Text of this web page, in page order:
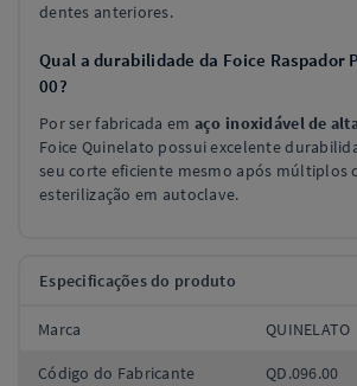
dentes anteriores.
Qual a durabilidade da Foice Raspador
00?
Por ser fabricada em aço inoxidável de
Foice Quinelato possui excelente
seu corte eficiente mesmo após múltiplos
esterilização em autoclave.
Especificações do produto
Marca QUINELATO
Código do Fabricante QD.096.00